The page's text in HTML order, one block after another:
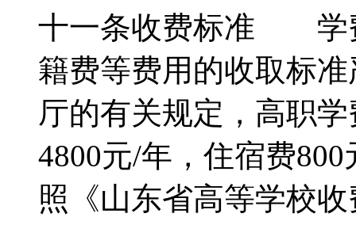
十一条收费标准 学
籍费等费用的收取标
厅的有关规定，高职
4800元/年，住宿费
照《山东省高等学校